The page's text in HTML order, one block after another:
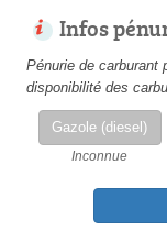
Infos
Pénurie de carburant
disponibilité des
Gazole (diesel)
Inconnue